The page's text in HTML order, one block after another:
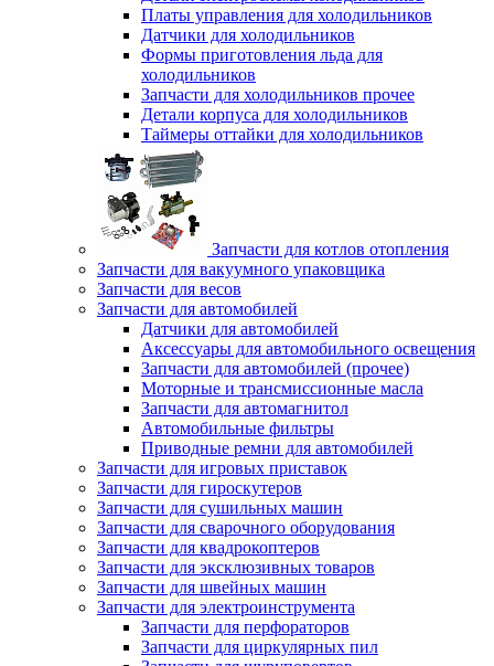
Платы управления для холодильников
Датчики для холодильников
Формы приготовления льда для
холодильников
Запчасти для холодильников прочее
Детали корпуса для холодильников
Таймеры оттайки для холодильников
Запчасти для котлов отопления
Запчасти для вакуумного упаковщика
Запчасти для весов
Запчасти для автомобилей
Датчики для автомобилей
Аксессуары для автомобильного освещения
Запчасти для автомобилей (прочее)
Моторные и трансмиссионные масла
Запчасти для автомагнитол
Автомобильные фильтры
Приводные ремни для автомобилей
Запчасти для игровых приставок
Запчасти для гироскутеров
Запчасти для сушильных машин
Запчасти для сварочного оборудования
Запчасти для квадрокоптеров
Запчасти для эксклюзивных товаров
Запчасти для швейных машин
Запчасти для электроинструмента
Запчасти для перфораторов
Запчасти для циркулярных пил